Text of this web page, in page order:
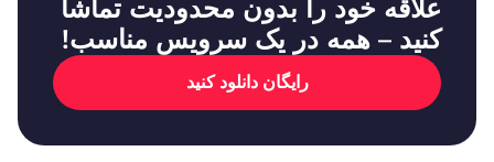
علاقه خود را بدون محدودیت تماشا
کنید – همه در یک سرویس مناسب!
رایگان دانلود کنید